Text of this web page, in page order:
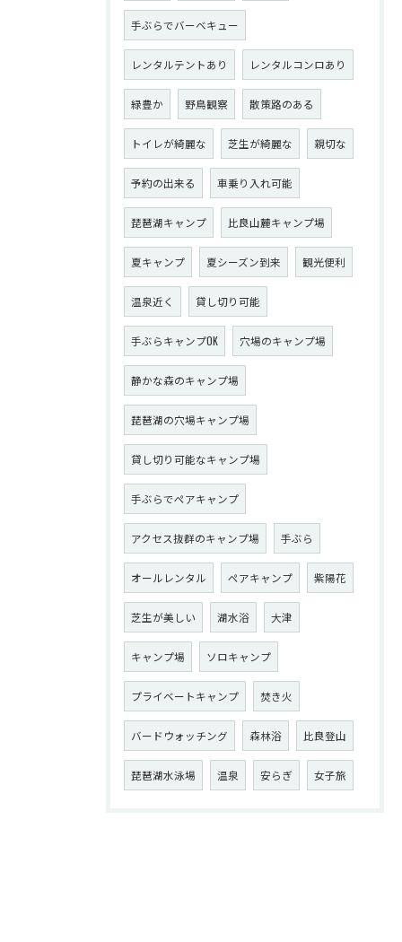
手ぶらでバーベキュー
レンタルテントあり レンタルコンロあり
緑豊か 野鳥観察 散策路のある
トイレが綺麗な 芝生が綺麗な 親切な
予約の出来る 車乗り入れ可能
琵琶湖キャンプ 比良山麓キャンプ場
夏キャンプ 夏シーズン到来 観光便利
温泉近く 貸し切り可能
手ぶらキャンプOK 穴場のキャンプ場
静かな森のキャンプ場
琵琶湖の穴場キャンプ場
貸し切り可能なキャンプ場
手ぶらでペアキャンプ
アクセス抜群のキャンプ場 手ぶら
オールレンタル ペアキャンプ 紫陽花
芝生が美しい 湖水浴 大津
キャンプ場 ソロキャンプ
プライベートキャンプ 焚き火
バードウォッチング 森林浴 比良登山
琵琶湖水泳場 温泉 安らぎ 女子旅